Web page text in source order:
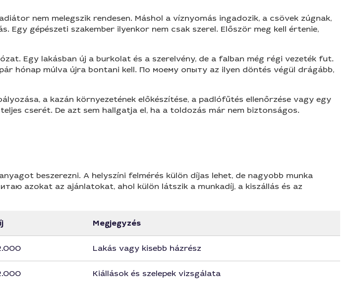
nem melegszik rendesen. Máshol a víznyomás ingadozik, a csövek zúgnak,
gépészeti szakember ilyenkor nem csak szerel. Először meg kell értenie,
Egy lakásban új a burkolat és a szerelvény, de a falban még régi vezeték fut.
hónap múlva újra bontani kell. По моему опыту az ilyen döntés végül drágább,
a kazán környezetének előkészítése, a padlófűtés ellenőrzése vagy egy
cserét. De azt sem hallgatja el, ha a toldozás már nem biztonságos.
beszerezni. A helyszíni felmérés külön díjas lehet, de nagyobb munka
azokat az ajánlatokat, ahol külön látszik a munkadíj, a kiszállás és az
Megjegyzés
Lakás vagy kisebb házrész
Kiállások és szelepek vizsgálata